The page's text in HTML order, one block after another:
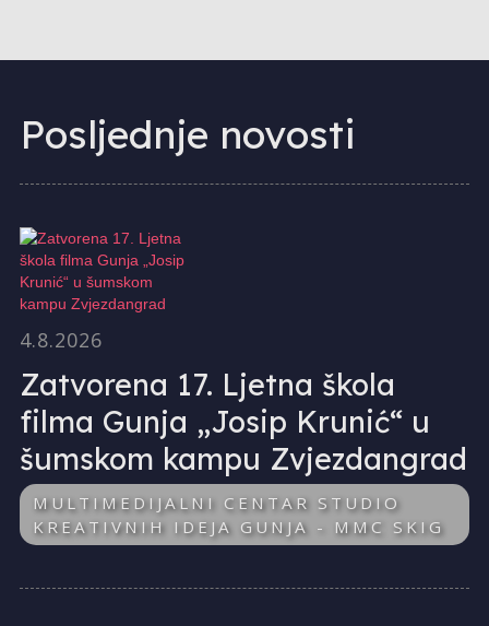
Posljednje novosti
4.8.2026
Zatvorena 17. Ljetna škola
filma Gunja „Josip Krunić“ u
šumskom kampu Zvjezdangrad
MULTIMEDIJALNI CENTAR STUDIO
KREATIVNIH IDEJA GUNJA - MMC SKIG